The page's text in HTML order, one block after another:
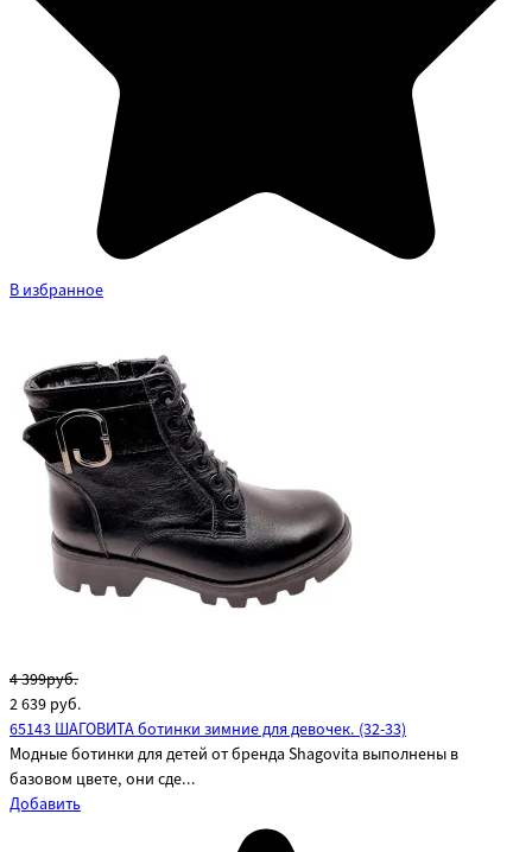
В избранное
4 399руб.
2 639 руб.
65143 ШАГОВИТА ботинки зимние для девочек. (32-33)
Модные ботинки для детей от бренда Shagovita выполнены в
базовом цвете, они сде...
Добавить